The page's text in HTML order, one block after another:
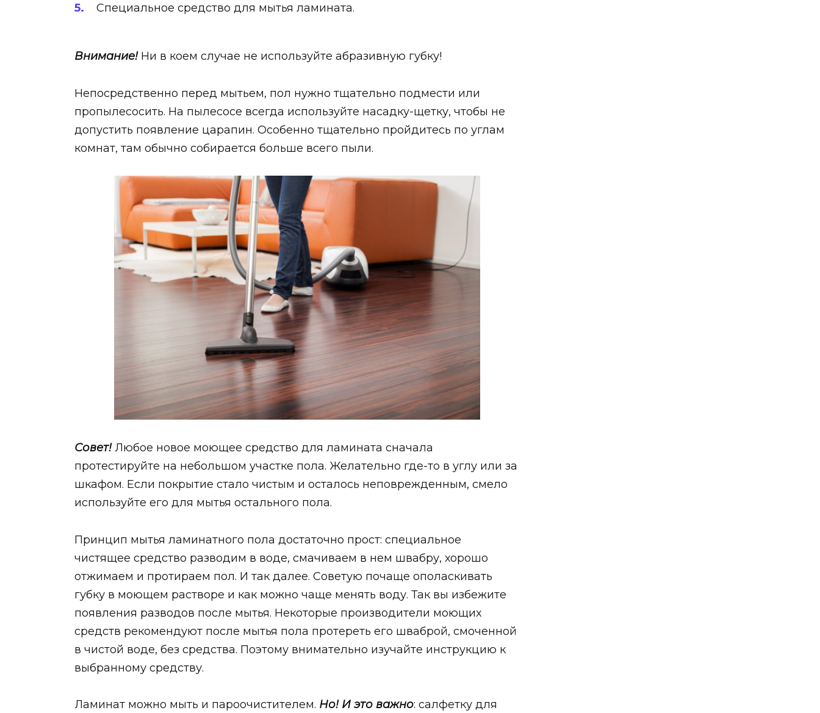
Специальное средство для мытья ламината.
Внимание!Ни в коем случае не используйте абразивную губку!
Непосредственно перед мытьем, пол нужно тщательно подмести или
пропылесосить. На пылесосе всегда используйте насадку-щетку, чтобы не
допустить появление царапин. Особенно тщательно пройдитесь по углам
комнат, там обычно собирается больше всего пыли.
Совет!Любое новое моющее средство для ламината сначала
протестируйте на небольшом участке пола. Желательно где-то в углу или за
шкафом. Если покрытие стало чистым и осталось неповрежденным, смело
используйте его для мытья остального пола.
Принцип мытья ламинатного пола достаточно прост: специальное
чистящее средство разводим в воде, смачиваем в нем швабру, хорошо
отжимаем и протираем пол. И так далее. Советую почаще ополаскивать
губку в моющем растворе и как можно чаще менять воду. Так вы избежите
появления разводов после мытья. Некоторые производители моющих
средств рекомендуют после мытья пола протереть его шваброй, смоченной
в чистой воде, без средства. Поэтому внимательно изучайте инструкцию к
выбранному средству.
Ламинат можно мыть и пароочистителем. Но! И это важно: салфетку для